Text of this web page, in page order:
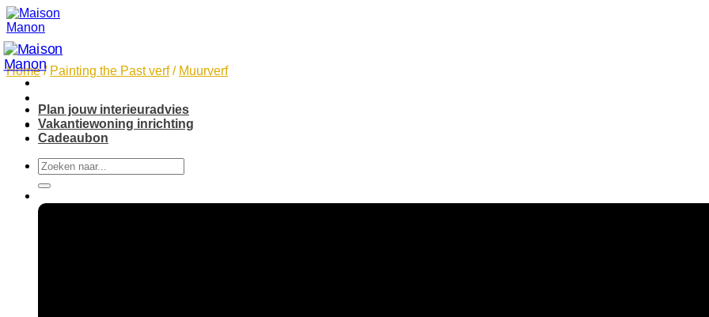
Skip
to
content
Plan jouw interieuradvies
Vakantiewoning inrichting
Cadeaubon
Search
for:
Home / Painting the Past verf / Muurverf